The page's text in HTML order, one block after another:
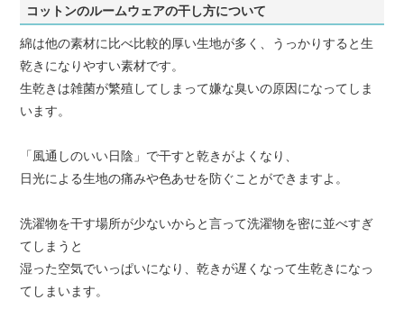
コットンのルームウェアの干し方について
綿は他の素材に比べ比較的厚い生地が多く、うっかりすると生
乾きになりやすい素材です。
生乾きは雑菌が繁殖してしまって嫌な臭いの原因になってしま
います。
「風通しのいい日陰」で干すと乾きがよくなり、
日光による生地の痛みや色あせを防ぐことができますよ。
洗濯物を干す場所が少ないからと言って洗濯物を密に並べすぎ
てしまうと
湿った空気でいっぱいになり、乾きが遅くなって生乾きになっ
てしまいます。